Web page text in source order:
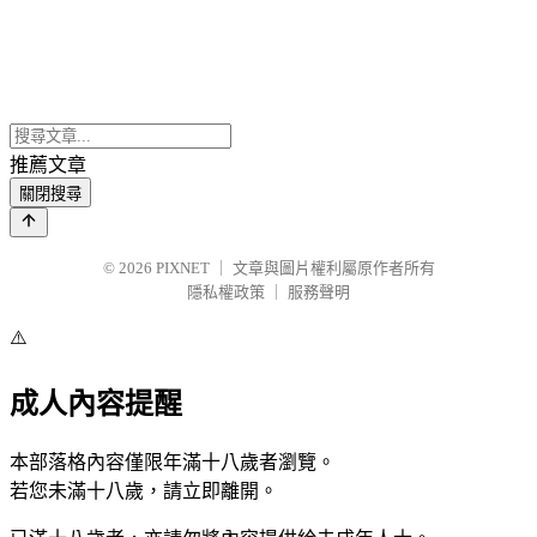
推薦文章
關閉搜尋
© 2026 PIXNET
文章與圖片權利屬原作者所有
隱私權政策
服務聲明
⚠️
成人內容提醒
本部落格內容僅限年滿十八歲者瀏覽。
若您未滿十八歲，請立即離開。